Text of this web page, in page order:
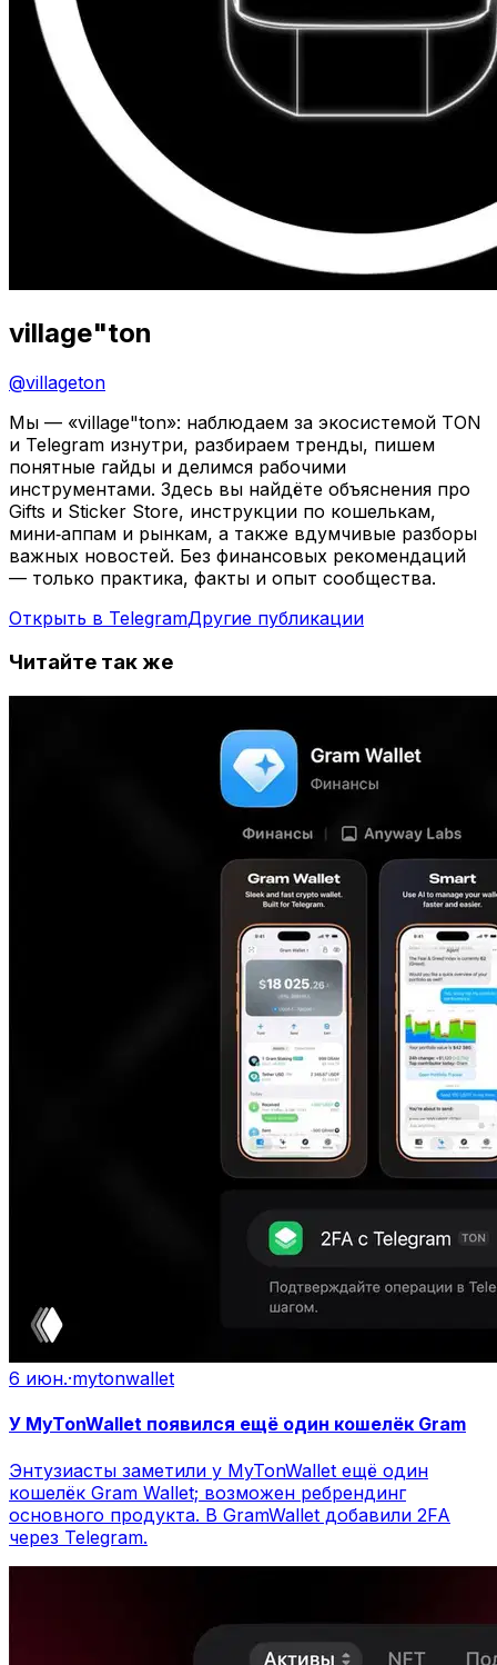
village"ton
@villageton
Мы — «village"ton»: наблюдаем за экосистемой TON
и Telegram изнутри, разбираем тренды, пишем
понятные гайды и делимся рабочими
инструментами. Здесь вы найдёте объяснения про
Gifts и Sticker Store, инструкции по кошелькам,
мини‑аппам и рынкам, а также вдумчивые разборы
важных новостей. Без финансовых рекомендаций
— только практика, факты и опыт сообщества.
Открыть в TelegramДругие публикации
Читайте так же
6 июн.·mytonwallet
У MyTonWallet появился ещё один кошелёк Gram
Энтузиасты заметили у MyTonWallet ещё один
кошелёк Gram Wallet; возможен ребрендинг
основного продукта. В GramWallet добавили 2FA
через Telegram.